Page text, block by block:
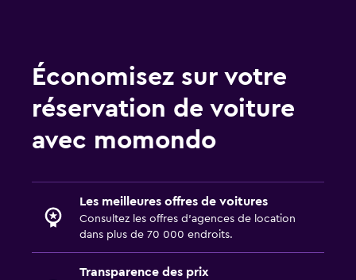
Économisez sur votre
réservation de voiture
avec momondo
Les meilleures offres de voitures
Consultez les offres d’agences de location
dans plus de 70 000 endroits.
Transparence des prix